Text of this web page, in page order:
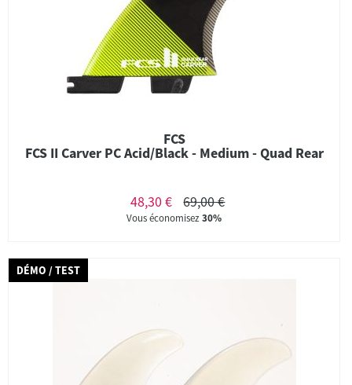
FCS
FCS II Carver PC Acid/Black - Medium - Quad Rear
48,30 € 69,00 €
Vous économisez30%
DÉMO / TEST